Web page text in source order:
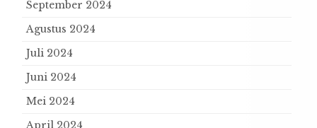
September 2024
Agustus 2024
Juli 2024
Juni 2024
Mei 2024
April 2024